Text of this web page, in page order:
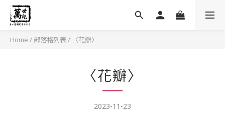
Home / 部落格列表 / 〈花瓣〉
〈花瓣〉
2023-11-23